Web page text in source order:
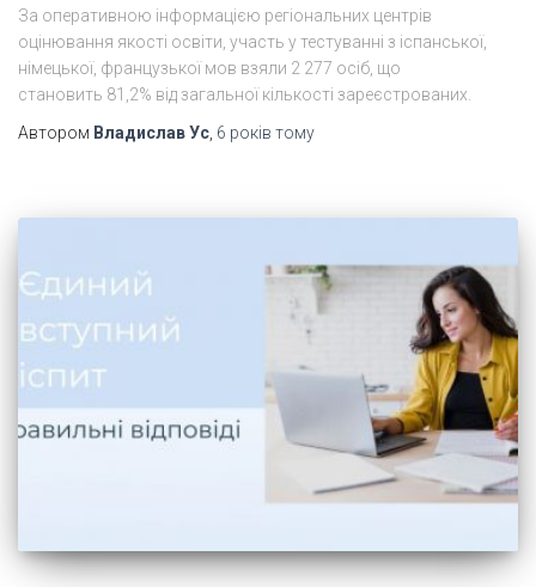
За оперативною інформацією регіональних центрів
оцінювання якості освіти, участь у тестуванні з іспанської,
німецької, французької мов взяли 2 277 осіб, що
становить 81,2% від загальної кількості зареєстрованих.
Автором Владислав Ус 6 років тому